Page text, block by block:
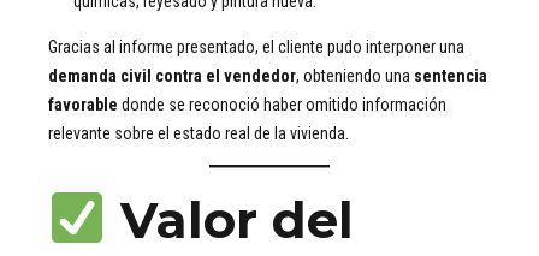
Gracias al informe presentado, el cliente pudo interponer una
demanda civil contra el vendedor, obteniendo una sentencia
favorable donde se reconoció haber omitido información
relevante sobre el estado real de la vivienda.
Valor del